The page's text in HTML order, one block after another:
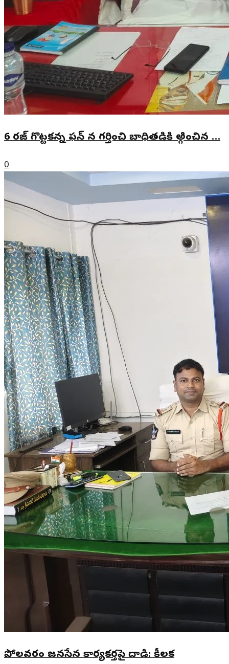
6 రజ్ గొట్టకన్న ఫన్ న గర్తించి బాధితడికి అ్గించిన …
0
పోలవరం జనసేన కార్యకర్తపై దాడి: కీలక